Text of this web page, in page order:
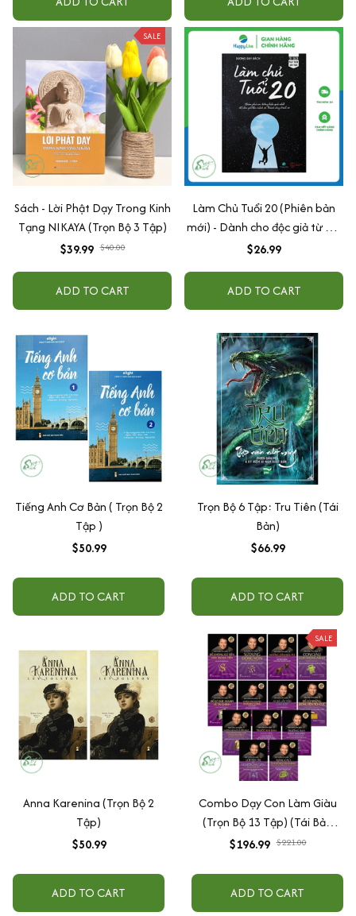
SALE
Sách - Lời Phật Dạy Trong Kinh
Tạng NIKAYA (Trọn Bộ 3 Tập)
$39.99 $40.00
ADD TO CART
Làm Chủ Tuổi 20 (Phiên bản
mới) - Dành cho độc giả từ 16-
30
$26.99
ADD TO CART
Tiếng Anh Cơ Bản ( Trọn Bộ 2
Tập )
$50.99
ADD TO CART
Trọn Bộ 6 Tập: Tru Tiên (Tái
Bản)
$66.99
ADD TO CART
Anna Karenina (Trọn Bộ 2
Tập)
$50.99
ADD TO CART
SALE
Combo Dạy Con Làm Giàu
(Trọn Bộ 13 Tập) (Tái Bản
2022)
$196.99 $221.00
ADD TO CART